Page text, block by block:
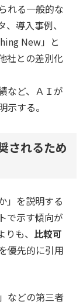
れる一般的な
導入事例、
New」と
社との差別化
など、ＡＩが
する。
されるため
」を説明する
で示す傾向が
も、 比較可
優先的に引用
などの第三者